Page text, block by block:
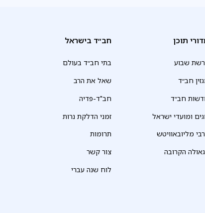
תוכן
שבוע
חב״ד
חב״ד
ומועדי ישראל
מליובאוויטש
הקרובה
חב״ד בישראל
בתי חב״ד בעולם
שאל את הרב
חב"ד-פדיה
זמני הדלקת נרות
תרומות
צור קשר
לוח שנה עברי